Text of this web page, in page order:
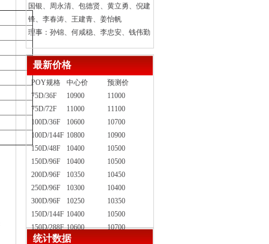
国银、周永清、包德贤、黄立勇、倪建
锋、李春涛、王建青、姜怡帆
理事：孙锦、何咸稳、李忠安、钱伟勤
最新价格
POY规格 中心价
预测价
75D/36F
10900
11000
75D/72F
11000
11100
100D/36F
10600
10700
100D/144F 10800
10900
150D/48F
10400
10500
150D/96F
10400
10500
200D/96F
10350
10450
250D/96F
10300
10400
300D/96F
10250
10350
150D/144F 10400
10500
150D/288F 10600 10700
统计数据